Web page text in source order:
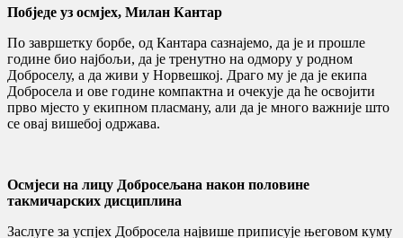
Побједе уз осмјех, Милан Кантар
По завршетку борбе, од Кантара сазнајемо, да је и прошле
године био најбољи, да је тренутно на одмору у родном
Доброселу, а да живи у Норвешкој. Драго му је да је екипа
Добросела и ове године компактна и очекује да ће освојити
прво мјесто у екипном пласману, али да је много важније што
се овај вишебој одржава.
Осмјеси на лицу Добросељана након половине
такмичарских дисциплина
Заслуге за успјех Добросела највише приписује његовом куму